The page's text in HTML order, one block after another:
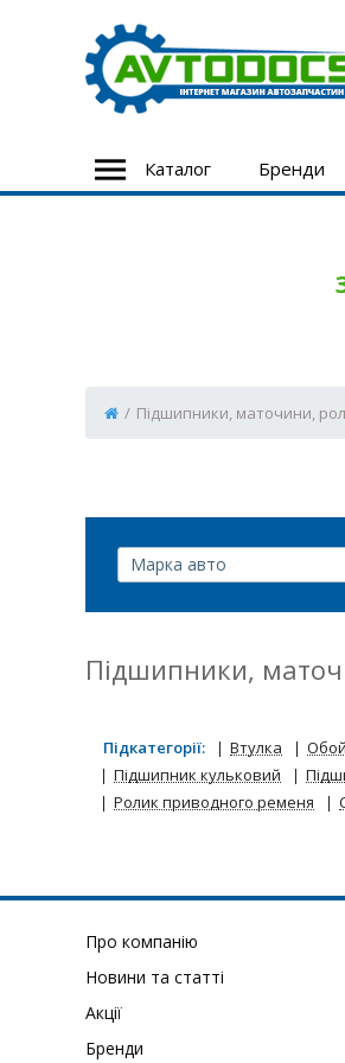
Каталог Бренди
/ Підшипники, маточини,
Підшипники,
Підкатегорії: Втулка
Підшипник кульковий
Ролик приводного ременя
Про компанію
Новини та статті
Акції
Бренди